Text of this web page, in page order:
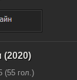
падает на
Хартманна.
несмотря ...
(2020)
(55 гол.)